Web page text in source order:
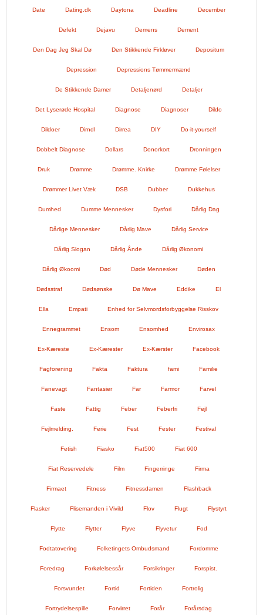
Date Dating.dk Daytona Deadline December
Defekt Dejavu Demens Dement
Den Dag Jeg Skal Dø Den Stikkende Firkløver Depositum
Depression Depressions Tømmermænd
De Stikkende Damer Detaljenørd Detaljer
Det Lyserøde Hospital Diagnose Diagnoser Dildo
Dildoer Dirndl Dirrea DIY Do-it-yourself
Dobbelt Diagnose Dollars Donorkort Dronningen
Druk Drømme Drømme. Knirke Drømme Følelser
Drømmer Livet Væk DSB Dubber Dukkehus
Dumhed Dumme Mennesker Dysfori Dårlig Dag
Dårlige Mennesker Dårlig Mave Dårlig Service
Dårlig Slogan Dårlig Ånde Dårlig Økonomi
Dårlig Økoomi Død Døde Mennesker Døden
Dødsstraf Dødsønske Dø Mave Eddike El
Ella Empati Enhed for Selvmordsforbyggelse Risskov
Ennegrammet Ensom Ensomhed Envirosax
Ex-Kæreste Ex-Kærester Ex-Kærster Facebook
Fagforening Fakta Faktura fami Familie
Fanevagt Fantasier Far Farmor Farvel
Faste Fattig Feber Feberfri Fejl
Fejlmelding. Ferie Fest Fester Festival
Fetish Fiasko Fiat500 Fiat 600
Fiat Reservedele Film Fingerringe Firma
Firmaet Fitness Fitnessdamen Flashback
Flasker Flisemanden i Vivild Flov Flugt Flystyrt
Flytte Flytter Flyve Flyvetur Fod
Fodtatovering Folketingets Ombudsmand Fordomme
Foredrag Forkølelsessår Forsikringer Forspist.
Forsvundet Fortid Fortiden Fortrolig
Fortrydelsespille Forvirret Forår Forårsdag